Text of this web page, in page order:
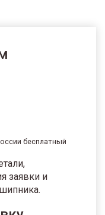
бесплатный
заявки и